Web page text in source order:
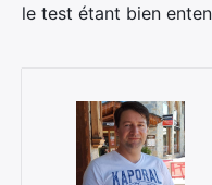
le test étant bien